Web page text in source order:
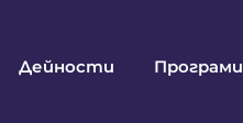
Дейности Програми